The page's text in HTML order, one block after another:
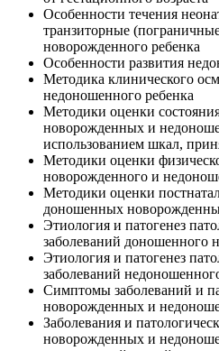
Особенности течения
транзиторные
новорожденного ребенка
Особенности развития
Методика клинического
недоношенного ребенка
Методики оценки
новорожденных и
использованием шкал,
Методики оценки
новорожденного и
Методики оценки
доношенных
Этиология и патогенез
заболеваний доношенного
Этиология и патогенез
заболеваний
Симптомы заболеваний и
новорожденных и
Заболевания и
новорожденных и